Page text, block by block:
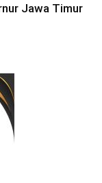
Jawa Timur